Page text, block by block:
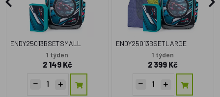
ENDY25013BSETSMALL
1 týden
2 149 Kč
ENDY25013BSETLARGE
1 týden
2 399 Kč